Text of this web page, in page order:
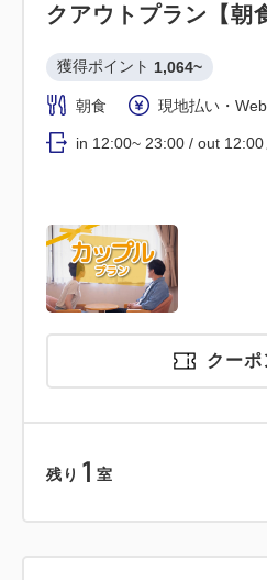
クアウトプラン【朝
獲得ポイント 1,064~
朝食 現地払い・
in 12:00~ 23:00 / out 12:00
クー
残り 1 室